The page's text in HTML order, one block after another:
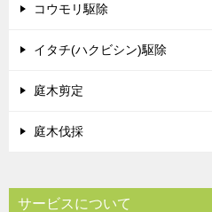
コウモリ駆除
イタチ(ハクビシン)駆除
庭木剪定
庭木伐採
サービスについて